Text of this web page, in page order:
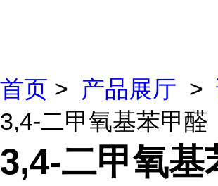
首页 > 产品展厅 >
3,4-二甲氧基苯甲醛
3,4-二甲氧基